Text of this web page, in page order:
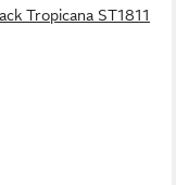
Tropicana ST1811